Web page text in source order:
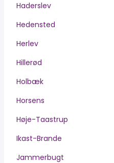
Haderslev
Hedensted
Herlev
Hillerød
Holbæk
Horsens
Høje-Taastrup
Ikast-Brande
Jammerbugt